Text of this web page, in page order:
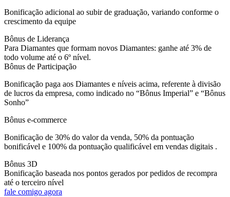
Bonificação adicional ao subir de graduação, variando conforme o
crescimento da equipe
Bônus de Liderança
Para Diamantes que formam novos Diamantes: ganhe até 3% de
todo volume até o 6º nível.
Bônus de Participação
Bonificação paga aos Diamantes e níveis acima, referente à divisão
de lucros da empresa, como indicado no “Bônus Imperial” e “Bônus
Sonho”
Bônus e-commerce
Bonificação de 30% do valor da venda, 50% da pontuação
bonificável e 100% da pontuação qualificável em vendas digitais .
Bônus 3D
Bonificação baseada nos pontos gerados por pedidos de recompra
até o terceiro nível
fale comigo agora